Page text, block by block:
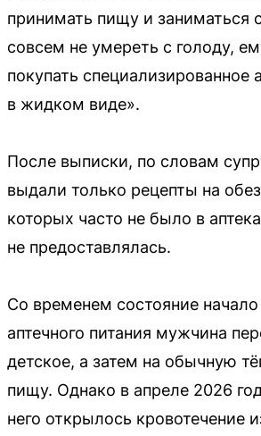
принимать пищу и заниматься
совсем не умереть с голоду,
покупать специализированное
в жидком виде».
После выписки, по словам
выдали только рецепты на
которых часто не было в
не предоставлялась.
Со временем состояние
аптечного питания мужчина
детское, а затем на обычную
пищу. Однако в апреле 2026
него открылось кровотечение